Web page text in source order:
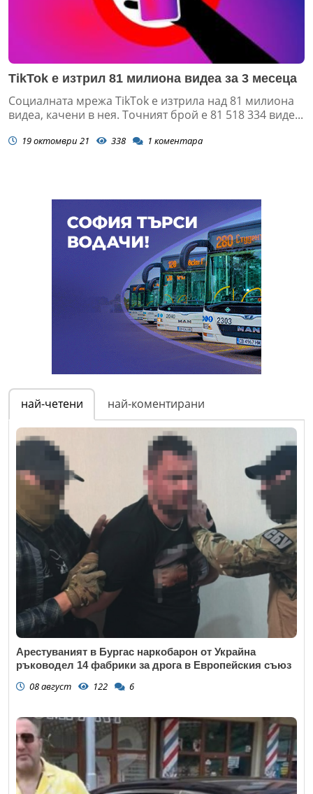
TikTok е изтрил 81 милиона видеа за 3 месеца
Социалната мрежа TikTok е изтрила над 81 милиона
видеа, качени в нея. Точният брой е 81 518 334 виде...
19 октомври 21 338 1 коментара
най-четени най-коментирани
Арестуваният в Бургас наркобарон от Украйна
ръководел 14 фабрики за дрога в Европейския съюз
08 август 122 6